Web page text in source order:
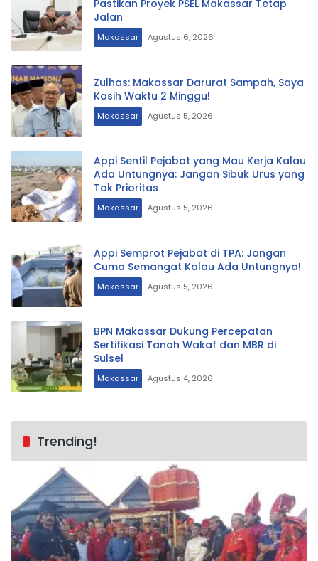
Pastikan Proyek PSEL Makassar Tetap
Jalan
Makassar Agustus 6, 2026
Zulhas: Makassar Darurat Sampah, Saya
Kasih Waktu 2 Minggu!
Makassar Agustus 5, 2026
Appi Sentil Pejabat yang Mau Kerja Kalau
Ada Untungnya: Jangan Sibuk Urus yang
Tak Prioritas
Makassar Agustus 5, 2026
Appi Semprot Pejabat di TPA: Jangan
Cuma Semangat Kalau Ada Untungnya!
Makassar Agustus 5, 2026
BPN Makassar Dukung Percepatan
Sertifikasi Tanah Wakaf dan MBR di
Sulsel
Makassar Agustus 4, 2026
Trending!